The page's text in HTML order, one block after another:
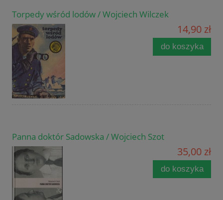
Torpedy wśród lodów / Wojciech Wilczek
14,90 zł
do koszyka
Panna doktór Sadowska / Wojciech Szot
35,00 zł
do koszyka